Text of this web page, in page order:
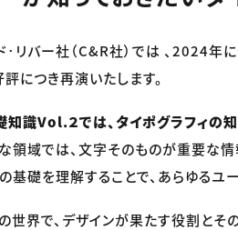
･リバー社（C&R社）では 、2024
につき再演いたします。
識Vol.２では、タイポグラフィの
領域では、文字そのものが重要な情
基礎を理解することで、あらゆるユ
世界で、デザインが果たす役割と